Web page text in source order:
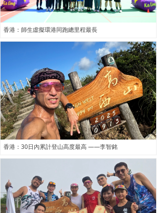
香港：師生虛擬環港同跑總里程最長
香港：30日內累計登山高度最高 ——李智銘